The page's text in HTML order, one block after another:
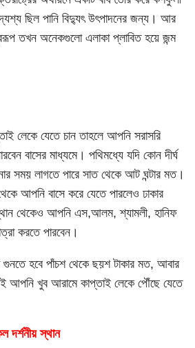
ছিল পানি বিদ্যুৎ উৎপাদনের জন্য। আর
তখন অনেকগুলো এলাকা প্লাবিত হয়ে জন্ম
লেকে যেতে চান তাহলে আপনি সরাসরি
বাসের মাধ্যমে। পথিমধ্যে যদি কোন দীর্ঘ
সময় লাগতে পারে সাত থেকে আট ঘন্টার মত।
আপনি বাসে করে যেতে পারলেও ঢাকার
থেকেও আপনি এস,আলম, শ্যামলী, হানিফ
করতে পারবেন।
গুনতে হবে পাঁচশ থেকে ছয়শ টাকার মত, আবার
আপনি খুব আরামে কাপ্তাই লেকে পৌঁছে যেতে
দর্শনীয় স্থান